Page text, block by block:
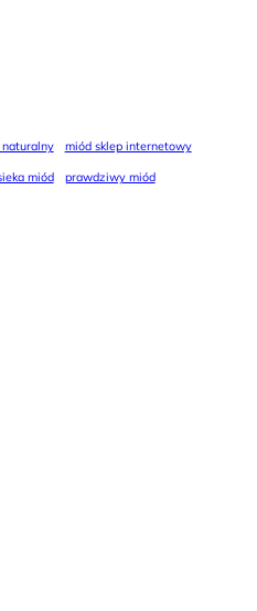
miód sklep internetowy
miód
prawdziwy miód